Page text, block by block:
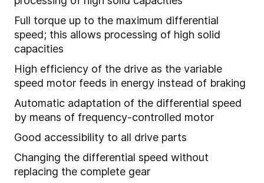
Full torque up to the maximum differential
speed; this allows processing of high solid
capacities
High efficiency of the drive as the variable
speed motor feeds in energy instead of braking
Automatic adaptation of the differential speed
by means of frequency-controlled motor
Good accessibility to all drive parts
Changing the differential speed without
replacing the complete gear